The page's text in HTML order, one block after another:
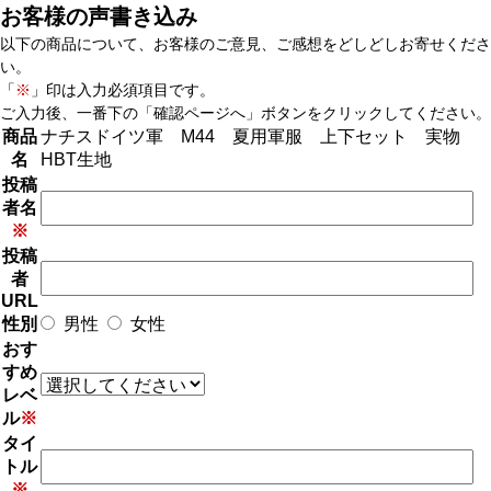
お客様の声書き込み
以下の商品について、お客様のご意見、ご感想をどしどしお寄せくださ
い。
「 ※ 」印は入力必須項目です。
ご入力後、一番下の「確認ページへ」ボタンをクリックしてください。
商品
名
ナチスドイツ軍 M44 夏用軍服 上下セット 実物
HBT生地
投稿
者名
※
投稿
者
URL
性別
男性
女性
おす
すめ
レベ
ル※
タイ
トル